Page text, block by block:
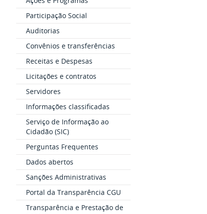
Participação Social
Auditorias
Convênios e transferências
Receitas e Despesas
Licitações e contratos
Servidores
Informações classificadas
Serviço de Informação ao
Cidadão (SIC)
Perguntas Frequentes
Dados abertos
Sanções Administrativas
Portal da Transparência CGU
Transparência e Prestação de